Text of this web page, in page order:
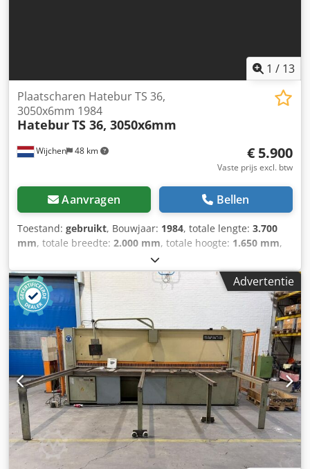
verrekenbaar voor ondernemers Levering en inruil altijd
mogelijk van alles in de industriële sectoren Lukas van
Rossum
1 / 13
Wijchen 48 km
Plaatscharen Hatebur TS 36,
3050x6mm 1984
HateburTS 36, 3050x6mm
€ 5.900
Vaste prijs excl. btw
Aanvragen Bellen
Toestand: gebruikt, Bouwjaar: 1984, totale lengte: 3.700
mm, totale breedte: 2.000 mm, totale hoogte: 1.650 mm,
Kleur: Grijs Gewicht: 5.000 kg - Bouwjaar: 1984 -
Documentatie aanwezig: Nee - CE certificaat aanwezig: Nee
- Serienummer: 8406029 - Aansturing: Conventioneel -
Aandrijving: Hydraulisch - Max. plaatdikte [mm]: 6 - Max.
werkbreedte [mm]: 3050 - Uitlading [mm]: 200 - Type
aanslag: Elektrisch - Diepte aanslag [mm]: 1000 -
Vingerbeveiliging: Vast - Hoekverstelling: Motorisch Csdpfx
Aley Dcm Usxerf - Snijspleetinstelling: Handmatig -
Tafeltype: Standaard tafel - Opties: Digitale uitlezing -
Transportafmetingen: 3700mm x 2000mm x 1650mm (l x b
x h) - Transportgewicht [kg]: 5000kg - Transportcolli [st.]: 1
Financiële informatie BTW: De getoonde prijs is exclusief
BTW BTW/marge: BTW verrekenbaar voor ondernemers
Levering en inruil altijd mogelijk van alles in de industriële
sectoren Lukas van Rossum
Advertentie